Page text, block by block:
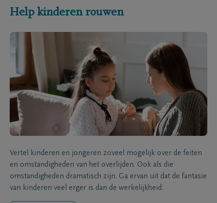
Help kinderen rouwen
Vertel kinderen en jongeren zoveel mogelijk over de feiten
en omstandigheden van het overlijden. Ook als die
omstandigheden dramatisch zijn. Ga ervan uit dat de fantasie
van kinderen veel erger is dan de werkelijkheid.